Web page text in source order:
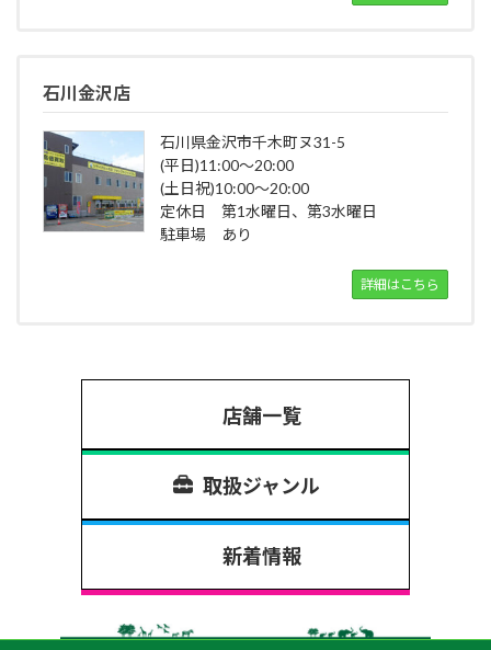
石川金沢店
石川県金沢市千木町ヌ31-5
(平日)11:00～20:00
(土日祝)10:00～20:00
定休日 第1水曜日、第3水曜日
駐車場 あり
詳細はこちら
店舗一覧
取扱ジャンル
新着情報